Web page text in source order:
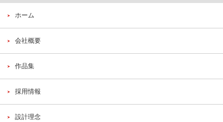
ホーム
会社概要
作品集
採用情報
設計理念